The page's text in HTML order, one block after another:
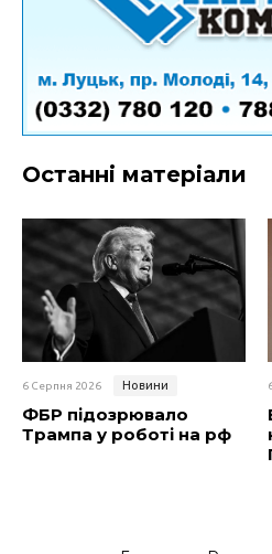
Останні матеріали
6 Серпня 2026 Новини
ФБР підозрювало
Трампа у роботі на рф